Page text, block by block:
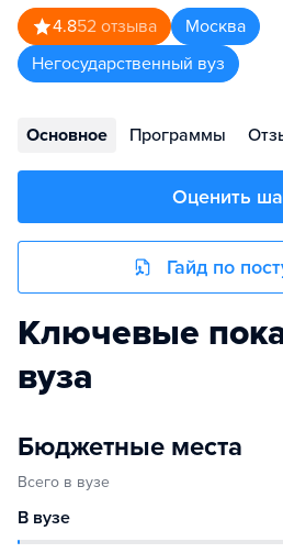
4.852 отзыва
Москва
Негосударственный вуз
Основное Программы
Оценить
Гайд по
Ключевые
вуза
Бюджетные места
Всего в вузе
В вузе